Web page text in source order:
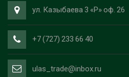
ул. Казыбаева 3 «Р» оф. 26
+7 (727) 233 66 40
ulas_trade@inbox.ru